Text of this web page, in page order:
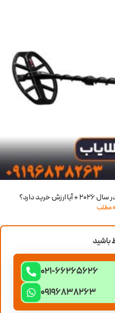
دارد؟
مطلب
باشید
09196838263
021-66265626